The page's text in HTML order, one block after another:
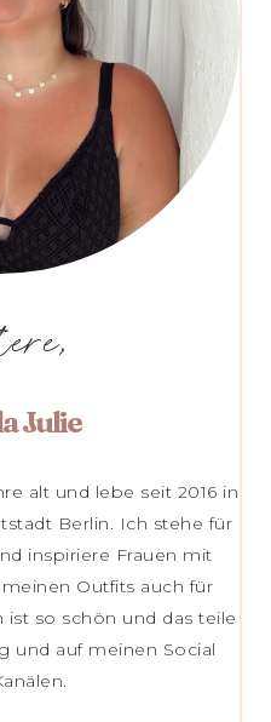
Julie
alt und lebe seit 2016 in
Berlin. Ich stehe für
inspiriere Frauen mit
Outfits auch für
so schön und das teile
und auf meinen Social